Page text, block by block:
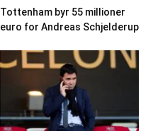
Tottenham byr 55 millioner
euro for Andreas Schjelderup